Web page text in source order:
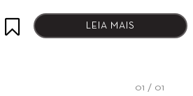
LEIA MAIS
01 / 01